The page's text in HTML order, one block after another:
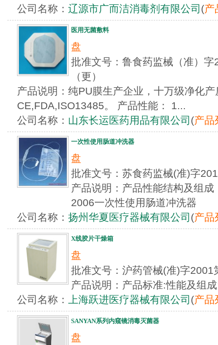
公司名称： 辽源市广而洁消毒剂有限公司 (产
医用无菌敷料
盘
批准文号：鲁食药监械（准）
（更）
产品说明：纯PU膜生产企业，十万级净化
CE,FDA,ISO13485。 产品性能： 1...
公司名称： 山东长运医药用品有限公司 (产品
一次性使用肠道冲洗器
盘
批准文号：苏食药监械(准)
产品说明：产品性能结构及组
2006一次性使用肠道冲洗器
公司名称： 扬州华夏医疗器械有限公司 (产品
X线胶片干燥箱
盘
批准文号：沪药管械(准)字
产品说明：产品标准:性能及组
公司名称：
上海跃进医疗器械有限公司 (产品
SANYAN系列内窥镜消毒灭菌器
盘